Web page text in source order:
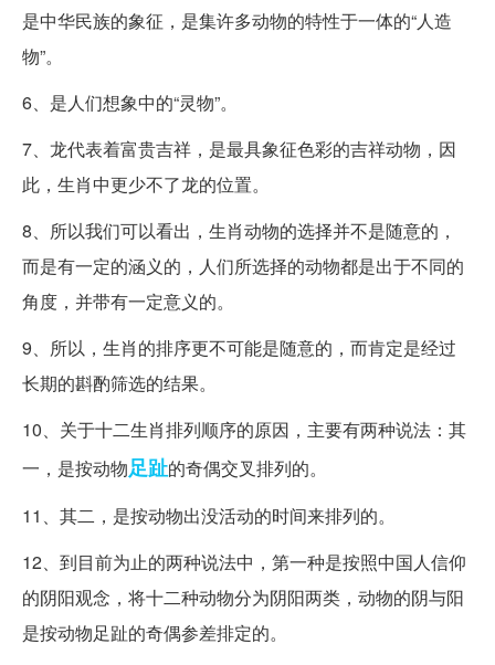
是中华民族的象征，是集许多动物的特性于一体的“人造
物”。
6、是人们想象中的“灵物”。
7、龙代表着富贵吉祥，是最具象征色彩的吉祥动物，因
此，生肖中更少不了龙的位置。
8、所以我们可以看出，生肖动物的选择并不是随意的，
而是有一定的涵义的，人们所选择的动物都是出于不同的
角度，并带有一定意义的。
9、所以，生肖的排序更不可能是随意的，而肯定是经过
长期的斟酌筛选的结果。
10、关于十二生肖排列顺序的原因，主要有两种说法：其
一，是按动物足趾的奇偶交叉排列的。
11、其二，是按动物出没活动的时间来排列的。
12、到目前为止的两种说法中，第一种是按照中国人信仰
的阴阳观念，将十二种动物分为阴阳两类，动物的阴与阳
是按动物足趾的奇偶参差排定的。